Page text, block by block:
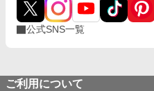
終わりではない。 セシ
れてはならない『三年契約』があった
公式SNS一覧
ご利用について